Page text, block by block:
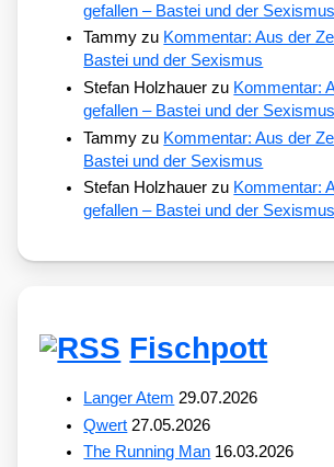
gefallen – Bastei und der Sexismus
Tammy zu Kommentar: Aus der
Bastei und der Sexismus
Stefan Holzhauer zu Kommentar:
gefallen – Bastei und der Sexismus
Tammy zu Kommentar: Aus der
Bastei und der Sexismus
Stefan Holzhauer zu Kommentar:
gefallen – Bastei und der Sexismus
Fischpott
Langer Atem 29.07.2026
Qwert 27.05.2026
The Running Man 16.03.2026